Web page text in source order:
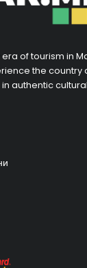
era of tourism in
the country
authentic